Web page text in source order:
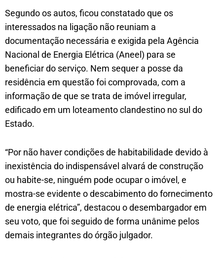
Segundo os autos, ficou constatado que os
interessados na ligação não reuniam a
documentação necessária e exigida pela Agência
Nacional de Energia Elétrica (Aneel) para se
beneficiar do serviço. Nem sequer a posse da
residência em questão foi comprovada, com a
informação de que se trata de imóvel irregular,
edificado em um loteamento clandestino no sul do
Estado.
“Por não haver condições de habitabilidade devido à
inexistência do indispensável alvará de construção
ou habite-se, ninguém pode ocupar o imóvel, e
mostra-se evidente o descabimento do fornecimento
de energia elétrica”, destacou o desembargador em
seu voto, que foi seguido de forma unânime pelos
demais integrantes do órgão julgador.